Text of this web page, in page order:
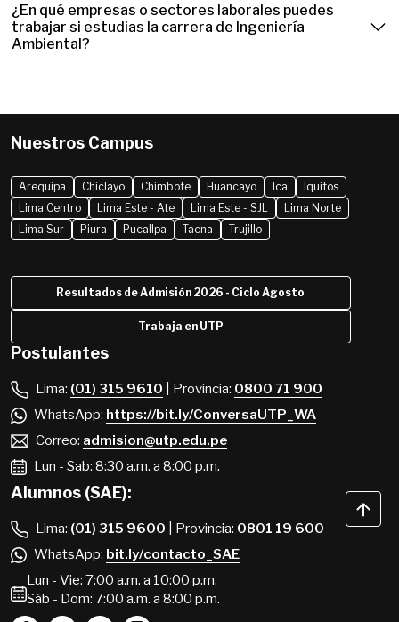
¿En qué empresas o sectores laborales puedes
trabajar si estudias la carrera de Ingeniería
Ambiental?
Nuestros Campus
Arequipa Chiclayo Chimbote Huancayo Ica
Iquitos
Lima Centro
Lima Este - Ate Lima Este - SJL
Lima Norte
Lima Sur
Piura Pucallpa Tacna Trujillo
Resultados de Admisión 2026 - Ciclo Agosto
Trabaja en UTP
Postulantes
Lima: (01) 315 9610 | Provincia: 0800 71 900
WhatsApp: https://bit.ly/ConversaUTP_WA
Correo: admision@utp.edu.pe
Lun - Sab: 8:30 a.m. a 8:00 p.m.
Alumnos (SAE):
Lima: (01) 315 9600 | Provincia: 0801 19 600
WhatsApp: bit.ly/contacto_SAE
Lun - Vie: 7:00 a.m. a 10:00 p.m.
Sáb - Dom: 7:00 a.m. a 8:00 p.m.